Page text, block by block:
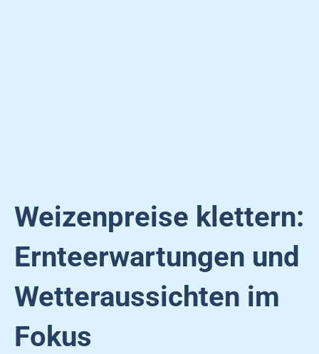
Weizenpreise klettern:
Ernteerwartungen und
Wetteraussichten im
Fokus